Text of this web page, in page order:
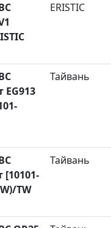
ERISTIC
EG913
Тайвань
[10101-
TW
Тайвань